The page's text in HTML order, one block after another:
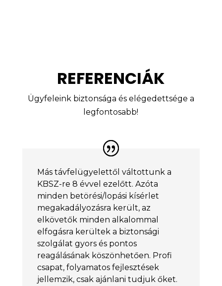
REFERENCIÁK
Ügyfeleink biztonsága és elégedettsége a
legfontosabb!
Más távfelügyelettől váltottunk a
KBSZ-re 8 évvel ezelőtt. Azóta
minden betörési/lopási kísérlet
megakadályozásra került, az
elkövetők minden alkalommal
elfogásra kerültek a biztonsági
szolgálat gyors és pontos
reagálásának köszönhetően. Profi
csapat, folyamatos fejlesztések
jellemzik, csak ajánlani tudjuk őket.